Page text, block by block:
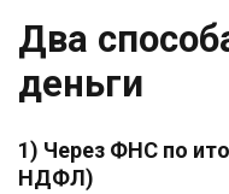
Два
деньги
1) Через ФНС по
НДФЛ)